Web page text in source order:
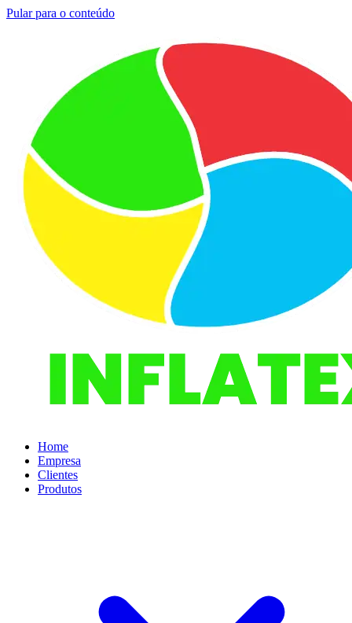
Pular para o conteúdo
Home
Empresa
Clientes
Produtos